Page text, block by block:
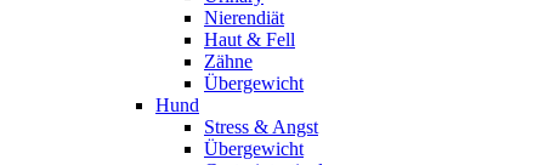
Nierendiät
Haut & Fell
Zähne
Übergewicht
Hund
Stress & Angst
Übergewicht